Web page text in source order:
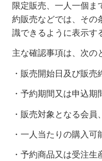
限定販売、一人一個ま
約販売などでは、その
識できるように表示す
主な確認事項は、次の
・販売開始日及び販売
・予約期間又は申込期
・販売対象となる会
・一人当たりの購入可
・予約商品又は受注生